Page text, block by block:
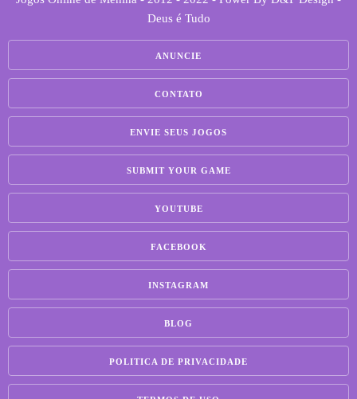
Deus é Tudo
ANUNCIE
CONTATO
ENVIE SEUS JOGOS
SUBMIT YOUR GAME
YOUTUBE
FACEBOOK
INSTAGRAM
BLOG
POLITICA DE PRIVACIDADE